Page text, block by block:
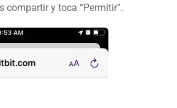
compartir y toca “Permitir”.